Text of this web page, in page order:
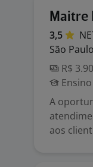
Maitre
3,5
São
R$
A
aos